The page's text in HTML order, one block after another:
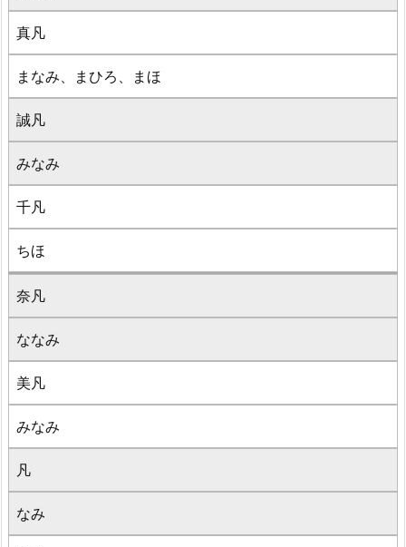
真凡
まなみ、まひろ、まほ
誠凡
みなみ
千凡
ちほ
奈凡
ななみ
美凡
みなみ
凡
なみ